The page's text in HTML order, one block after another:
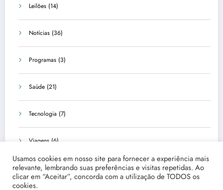
Leilões (14)
Notícias (36)
Programas (3)
Saúde (21)
Tecnologia (7)
Viagens (6)
Usamos cookies em nosso site para fornecer a experiência mais
relevante, lembrando suas preferências e visitas repetidas. Ao
clicar em “Aceitar”, concorda com a utilização de TODOS os
cookies.